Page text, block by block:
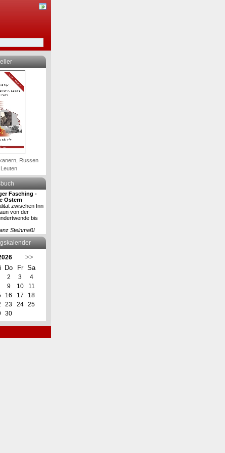
Russen
Fasching -
Ostern
zwischen Inn
von der
bis
Steinmaßl
>>
Do Fr Sa
2 3
4
9 10
11
16 17
18
23 24
25
30